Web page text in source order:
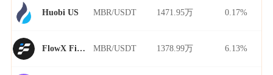
Huobi US MBR/USDT 1471.95万 0.17%
FlowX Finance MBR/USDT 1378.99万 6.13%